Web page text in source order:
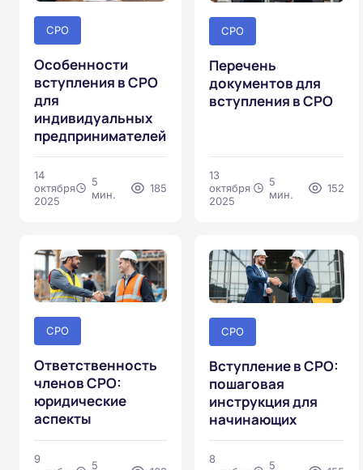
СРО
Особенности
вступления в СРО
для
индивидуальных
предпринимателей
14
октября
2025
5
мин.
185
СРО
Перечень
документов для
вступления в СРО
13
октября
2025
5
мин.
152
СРО
Ответственность
членов СРО:
юридические
аспекты
9
5
СРО
Вступление в СРО:
пошаговая
инструкция для
начинающих
8
5